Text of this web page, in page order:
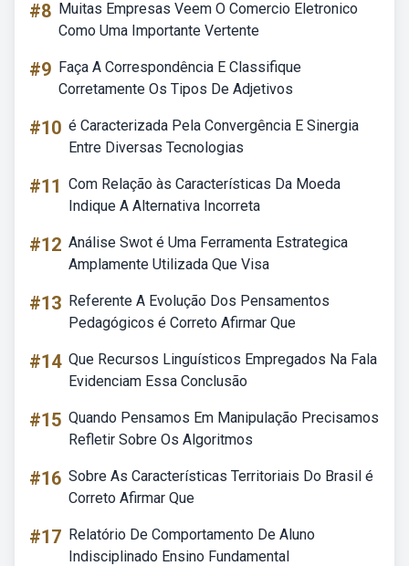
#8 Muitas Empresas Veem O Comercio Eletronico
Como Uma Importante Vertente
#9 Faça A Correspondência E Classifique
Corretamente Os Tipos De Adjetivos
#10 é Caracterizada Pela Convergência E Sinergia
Entre Diversas Tecnologias
#11 Com Relação às Características Da Moeda
Indique A Alternativa Incorreta
#12 Análise Swot é Uma Ferramenta Estrategica
Amplamente Utilizada Que Visa
#13 Referente A Evolução Dos Pensamentos
Pedagógicos é Correto Afirmar Que
#14 Que Recursos Linguísticos Empregados Na Fala
Evidenciam Essa Conclusão
#15 Quando Pensamos Em Manipulação Precisamos
Refletir Sobre Os Algoritmos
#16 Sobre As Características Territoriais Do Brasil é
Correto Afirmar Que
#17 Relatório De Comportamento De Aluno
Indisciplinado Ensino Fundamental